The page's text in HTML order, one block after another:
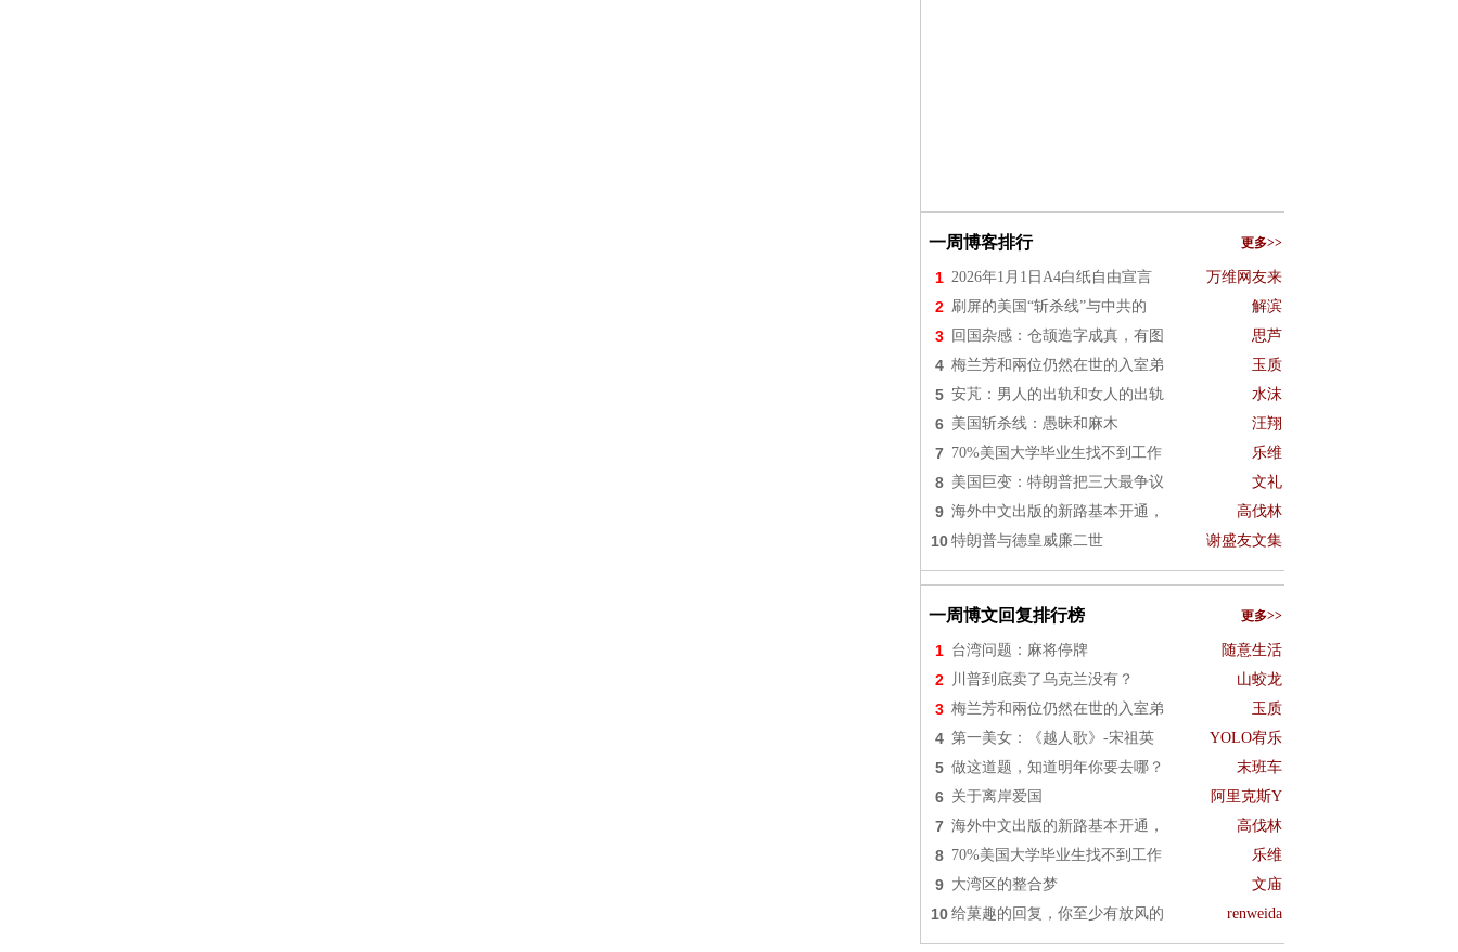
一周博客排行 更多>>
1 2026年1月1日A4白纸自由宣言 万维网友来
2 刷屏的美国“斩杀线”与中共的 解滨
3 回国杂感：仓颉造字成真，有图 思芦
4 梅兰芳和兩位仍然在世的入室弟 玉质
5 安芃：男人的出轨和女人的出轨 水沫
6 美国斩杀线：愚昧和麻木 汪翔
7 70%美国大学毕业生找不到工作 乐维
8 美国巨变：特朗普把三大最争议 文礼
9 海外中文出版的新路基本开通， 高伐林
10 特朗普与德皇威廉二世 谢盛友文集
一周博文回复排行榜 更多>>
1 台湾问题：麻将停牌 随意生活
2 川普到底卖了乌克兰没有？ 山蛟龙
3 梅兰芳和兩位仍然在世的入室弟 玉质
4 第一美女：《越人歌》-宋祖英 YOLO宥乐
5 做这道题，知道明年你要去哪？ 末班车
6 关于离岸爱国 阿里克斯Y
7 海外中文出版的新路基本开通， 高伐林
8 70%美国大学毕业生找不到工作 乐维
9 大湾区的整合梦 文庙
10 给菓趣的回复，你至少有放风的 renweida